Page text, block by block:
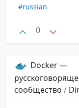
#russian
0
Docker —
сообщество /